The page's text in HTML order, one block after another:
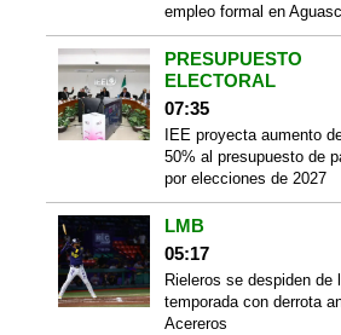
empleo formal en
PRESUPUESTO
ELECTORAL
07:35
IEE proyecta aumento
50% al presupuesto de
por elecciones de 2027
LMB
05:17
Rieleros se despiden de
temporada con derrota
Acereros